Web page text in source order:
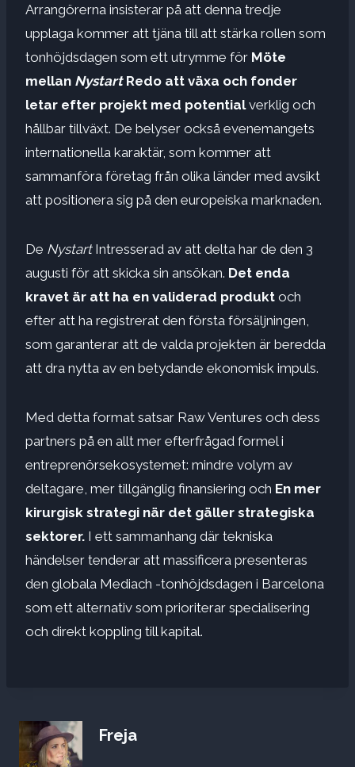
Arrangörerna insisterar på att denna tredje
upplaga kommer att tjäna till att stärka rollen som
tonhöjdsdagen som ett utrymme för Möte
mellan NystartRedo att växa och fonder
letar efter projekt med potentialverklig och
hållbar tillväxt. De belyser också evenemangets
internationella karaktär, som kommer att
sammanföra företag från olika länder med avsikt
att positionera sig på den europeiska marknaden.
De NystartIntresserad av att delta har de den 3
augusti för att skicka sin ansökan. Det enda
kravet är att ha en validerad produkt och
efter att ha registrerat den första försäljningen,
som garanterar att de valda projekten är beredda
att dra nytta av en betydande ekonomisk impuls.
Med detta format satsar Raw Ventures och dess
partners på en allt mer efterfrågad formel i
entreprenörsekosystemet: mindre volym av
deltagare, mer tillgänglig finansiering och En mer
kirurgisk strategi när det gäller strategiska
sektorer. I ett sammanhang där tekniska
händelser tenderar att massificera presenteras
den globala Mediach -tonhöjdsdagen i Barcelona
som ett alternativ som prioriterar specialisering
och direkt koppling till kapital.
Freja